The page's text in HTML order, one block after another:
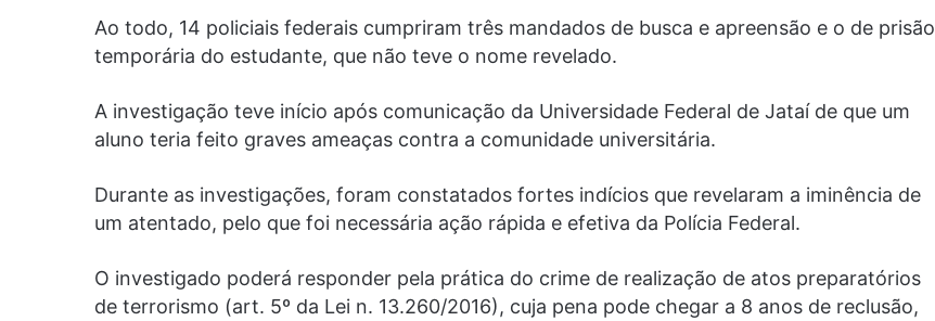
Ao todo, 14 policiais federais cumpriram três mandados de busca e apreensão e o de prisão
temporária do estudante, que não teve o nome revelado.
A investigação teve início após comunicação da Universidade Federal de Jataí de que um
aluno teria feito graves ameaças contra a comunidade universitária.
Durante as investigações, foram constatados fortes indícios que revelaram a iminência de
um atentado, pelo que foi necessária ação rápida e efetiva da Polícia Federal.
O investigado poderá responder pela prática do crime de realização de atos preparatórios
de terrorismo (art. 5º da Lei n. 13.260/2016), cuja pena pode chegar a 8 anos de reclusão,